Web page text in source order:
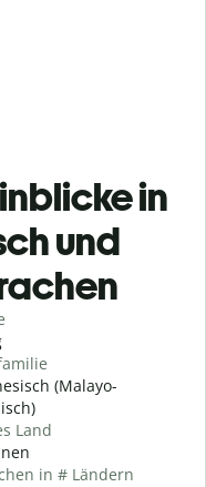
in
und
(Malayo-
Land
in # Ländern